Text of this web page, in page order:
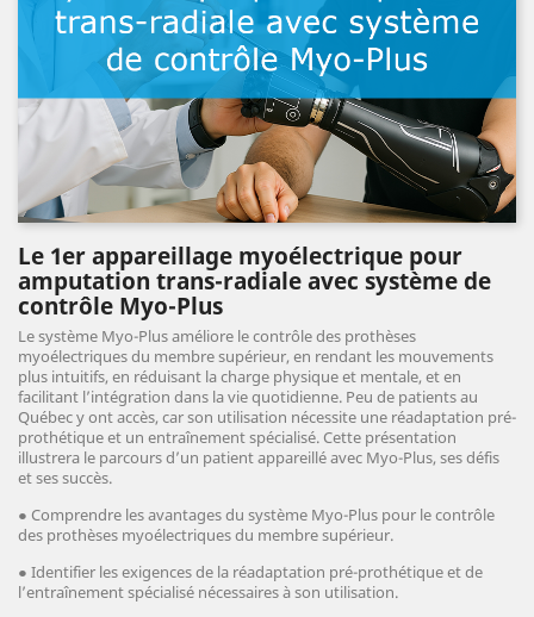
Le 1er appareillage myoélectrique pour
amputation trans-radiale avec système de
contrôle Myo-Plus
Le système Myo-Plus améliore le contrôle des prothèses
myoélectriques du membre supérieur, en rendant les mouvements
plus intuitifs, en réduisant la charge physique et mentale, et en
facilitant l’intégration dans la vie quotidienne. Peu de patients au
Québec y ont accès, car son utilisation nécessite une réadaptation pré-
prothétique et un entraînement spécialisé. Cette présentation
illustrera le parcours d’un patient appareillé avec Myo-Plus, ses défis
et ses succès.
● Comprendre les avantages du système Myo-Plus pour le contrôle
des prothèses myoélectriques du membre supérieur.
● Identifier les exigences de la réadaptation pré-prothétique et de
l’entraînement spécialisé nécessaires à son utilisation.